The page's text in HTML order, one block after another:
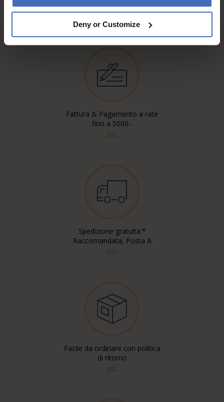
Deny or Customize
Fattura & Pagamento a rate
fino a 5000.-
Spedizione gratuita'*
Raccomandata, Posta A
Facile da ordinare con politica
di ritorno